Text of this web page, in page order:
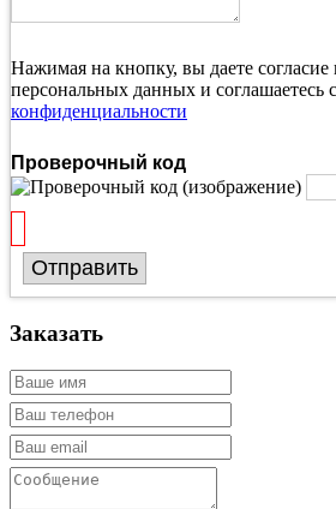
Нажимая на кнопку, вы даете согласие
персональных данных и соглашаетесь с
конфиденциальности
Проверочный код
Отправить
Заказать